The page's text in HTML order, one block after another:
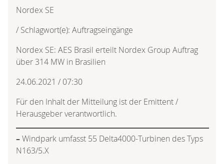
Nordex SE
/ Schlagwort(e): Auftragseingänge
Nordex SE: AES Brasil erteilt Nordex Group Auftrag
über 314 MW in Brasilien
24.06.2021 / 07:30
Für den Inhalt der Mitteilung ist der Emittent /
Herausgeber verantwortlich.
–Windpark umfasst 55 Delta4000-Turbinen des Typs
N163/5.X